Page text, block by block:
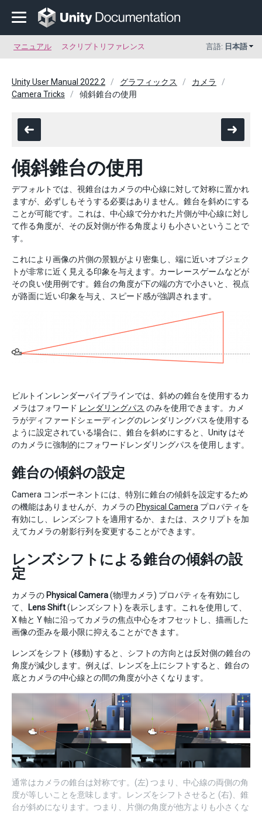
マニュアル スクリプトリファレンス 言語: 日本語
Unity User Manual 2022.2 グラフィックス
カメラ
Camera Tricks
傾斜錐台の使用
傾斜錐台の使用
デフォルトでは、視錐台はカメラの中心線に対して対称に置かれ
ますが、必ずしもそうする必要はありません。錐台を斜めにする
ことが可能です。これは、中心線で分かれた片側が中心線に対し
て作る角度が、その反対側が作る角度よりも小さいということで
す。
これにより画像の片側の景観がより密集し、端に近いオブジェク
トが非常に近く見える印象を与えます。カーレースゲームなどが
その良い使用例です。錐台の角度が下の端の方で小さいと、視点
が路面に近い印象を与え、スピード感が強調されます。
ビルトインレンダーパイプラインでは、斜めの錐台を使用するカ
メラはフォワード レンダリングパス のみを使用できます。カメ
ラがディファードシェーディングのレンダリングパスを使用する
ように設定されている場合に、錐台を斜めにすると、Unity はそ
のカメラに強制的にフォワードレンダリングパスを使用します。
錐台の傾斜の設定
Camera コンポーネントには、特別に錐台の傾斜を設定するため
の機能はありませんが、カメラの Physical Camera プロパティを
有効にし、レンズシフトを適用するか、または、スクリプトを加
えてカメラの射影行列を変更することができます。
レンズシフトによる錐台の傾斜の設
定
カメラの Physical Camera(物理カメラ) プロパティを有効にし
て、
Lens Shift(レンズシフト) を表示します。これを使用して、
X 軸と Y 軸に沿ってカメラの焦点中心をオフセットし、描画した
画像の歪みを最小限に抑えることができます。
レンズをシフト (移動) すると、シフトの方向とは反対側の錐台の
角度が減少します。例えば、レンズを上にシフトすると、錐台の
底とカメラの中心線との間の角度が小さくなります。
通常はカメラの錐台は対称です。(左) つまり、中心線の両側の角
度が等しいことを意味します。レンズをシフトさせると (右)、錐
台が斜めになります。つまり、片側の角度が他方よりも小さくな